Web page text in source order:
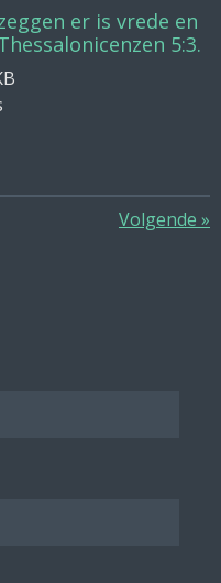
er is vrede en
5:3.
Volgende »